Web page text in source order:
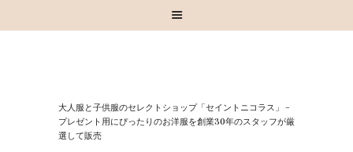
⼤⼈服と⼦供服のセレクトショップ「セイントニコラス」 –
プレゼント⽤にぴったりのお洋服を創業30年のスタッフが厳
選して販売
お知らせ
お買い物